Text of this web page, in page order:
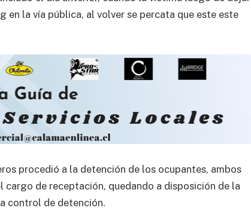
en la vía pública, al volver se percata que este este
procedió a la detención de los ocupantes, ambos
cargo de receptación, quedando a disposición de la
control de detención.